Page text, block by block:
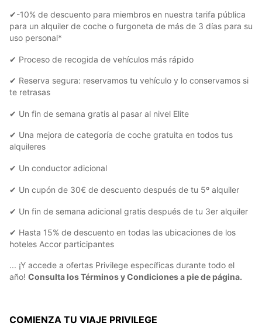
✔-10% de descuento para miembros en nuestra tarifa pública
para un alquiler de coche o furgoneta de más de 3 días para su
uso personal*
✔ Proceso de recogida de vehículos más rápido
✔ Reserva segura: reservamos tu vehículo y lo conservamos si
te retrasas
✔ Un fin de semana gratis al pasar al nivel Elite
✔ Una mejora de categoría de coche gratuita en todos tus
alquileres
✔ Un conductor adicional
✔ Un cupón de 30€ de descuento después de tu 5º alquiler
✔ Un fin de semana adicional gratis después de tu 3er alquiler
✔ Hasta 15% de descuento en todas las ubicaciones de los
hoteles Accor participantes
... ¡Y accede a ofertas Privilege específicas durante todo el
año! Consulta los Términos y Condiciones a pie de página.
COMIENZA TU VIAJE PRIVILEGE